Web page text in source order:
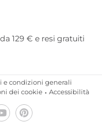
129 € e resi gratuiti
e condizioni generali
dei cookie Accessibilità